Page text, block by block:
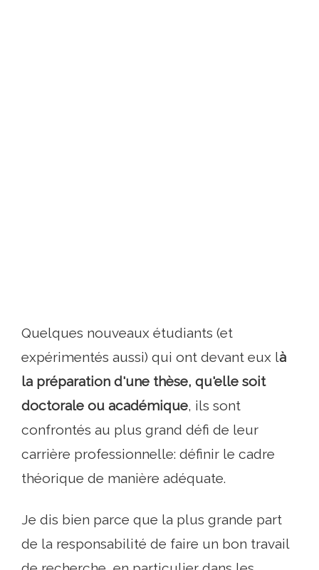
Quelques nouveaux étudiants (et
expérimentés aussi) qui ont devant eux là
la préparation d'une thèse, qu'elle soit
doctorale ou académique, ils sont
confrontés au plus grand défi de leur
carrière professionnelle: définir le cadre
théorique de manière adéquate.
Je dis bien parce que la plus grande part
de la responsabilité de faire un bon travail